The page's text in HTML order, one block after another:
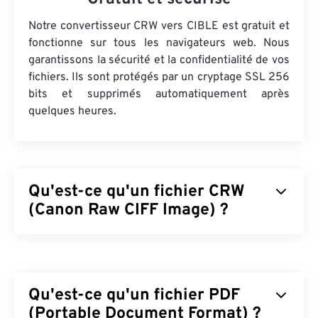
Notre convertisseur CRW vers CIBLE est gratuit et
fonctionne sur tous les navigateurs web. Nous
garantissons la sécurité et la confidentialité de vos
fichiers. Ils sont protégés par un cryptage SSL 256
bits et supprimés automatiquement après
quelques heures.
Qu'est-ce qu'un fichier CRW
(Canon Raw CIFF Image) ?
appareils photo numériques Canon plus récents
utilisent le format CR2.) Sa structure est similaire à
Qu'est-ce qu'un fichier PDF